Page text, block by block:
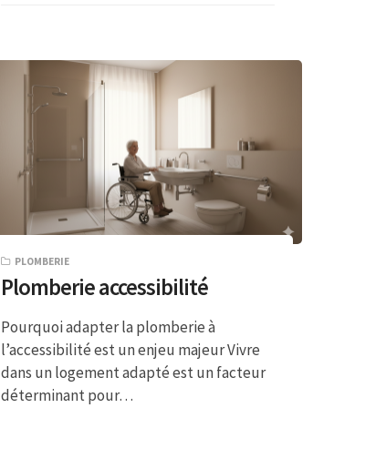
PLOMBERIE
Plomberie accessibilité
Pourquoi adapter la plomberie à
l’accessibilité est un enjeu majeur Vivre
dans un logement adapté est un facteur
déterminant pour…